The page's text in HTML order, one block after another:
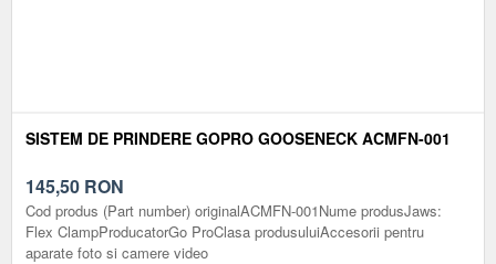
SISTEM DE PRINDERE GOPRO GOOSENECK ACMFN-001
145,50 RON
Cod produs (Part number) originalACMFN-001Nume produsJaws:
Flex ClampProducatorGo ProClasa produsuluiAccesorii pentru
aparate foto si camere video